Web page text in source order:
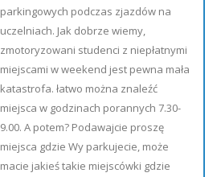
parkingowych podczas zjazdów na
uczelniach. Jak dobrze wiemy,
zmotoryzowani studenci z niepłatnymi
miejscami w weekend jest pewna mała
katastrofa. łatwo można znaleźć
miejsca w godzinach porannych 7.30-
9.00. A potem? Podawajcie proszę
miejsca gdzie Wy parkujecie, może
macie jakieś takie miejscówki gdzie